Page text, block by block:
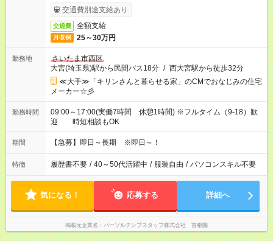
交通費別途支給あり
交通費 全額支給
月収例 25～30万円
勤務地
さいたま市西区
大宮(埼玉県)駅から民間バス18分 / 西大宮駅から徒歩32分
≪大手≫「キリンさんと暮らせる家」のCMでおなじみの住宅
メーカー☆彡
勤務時間
09:00～17:00(実働7時間 休憩1時間) ※フルタイム（9-18）歓
迎 時短相談もOK
期間 【急募】即日～長期 ※即日～！
特徴 履歴書不要 / 40～50代活躍中 / 服装自由 / パソコンスキル不要
気になる！ 応募する 詳細へ
掲載元企業名 パーソルテンプスタッフ株式会社 首都圏